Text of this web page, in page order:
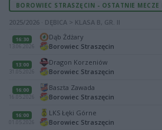
BOROWIEC STRASZĘCIN - OSTATNIE MECZE
2025/2026 · DĘBICA > KLASA B, GR. II
16:30
13.06.2026
Dąb Żdżary
Borowiec Straszęcin
13:00
31.05.2026
Dragon Korzeniów
Borowiec Straszęcin
16:00
16.05.2026
Baszta Zawada
Borowiec Straszęcin
16:00
01.05.2026
LKS Łęki Górne
Borowiec Straszęcin